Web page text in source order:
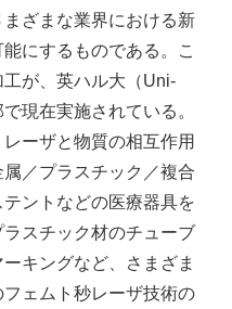
ざまな業界における新
にするものである。こ
工が、英ハル大（Uni­
現在実施されている。
ーザと物質の相互作用
／プラスチック／複合
ントなどの医療器具を
スチック材のチューブ
キングなど、さまざま
ェムト秒レーザ技術の